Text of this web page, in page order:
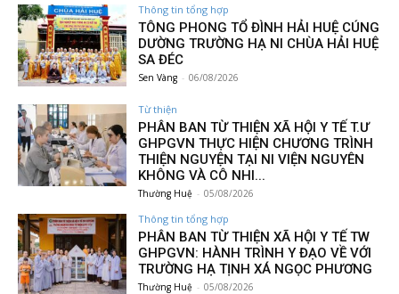
Thông tin tổng hợp
TÔNG PHONG TỔ ĐÌNH HẢI HUỆ CÚNG
DƯỜNG TRƯỜNG HẠ NI CHÙA HẢI HUỆ
SA ĐÉC
Sen Vàng - 06/08/2026
Từ thiện
PHÂN BAN TỪ THIỆN XÃ HỘI Y TẾ T.Ư
GHPGVN THỰC HIỆN CHƯƠNG TRÌNH
THIỆN NGUYỆN TẠI NI VIỆN NGUYÊN
KHÔNG VÀ CÔ NHI...
Thường Huệ - 05/08/2026
Thông tin tổng hợp
PHÂN BAN TỪ THIỆN XÃ HỘI Y TẾ TW
GHPGVN: HÀNH TRÌNH Y ĐẠO VỀ VỚI
TRƯỜNG HẠ TỊNH XÁ NGỌC PHƯƠNG
Thường Huệ - 05/08/2026